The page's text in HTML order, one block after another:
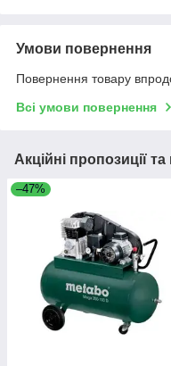
Умови повернення
Повернення товару
Всі умови повернення
Акційні пропозиції
–47%